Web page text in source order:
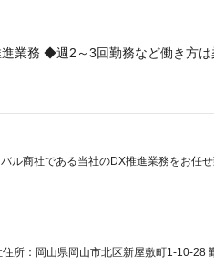
進業務 ◆週2～3回勤務など働き方
商社である当社のDX推進業務をお任せ
住所：岡山県岡山市北区新屋敷町1-10-